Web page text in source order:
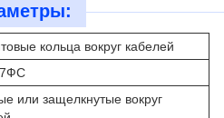
кольца вокруг кабелей
или защелкнутые вокруг